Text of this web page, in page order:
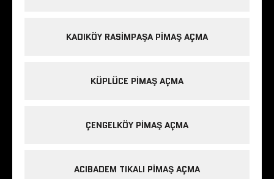
KADIKÖY RASIMPAŞA PIMAŞ AÇMA
KÜPLÜCE PIMAŞ AÇMA
ÇENGELKÖY PIMAŞ AÇMA
ACIBADEM TIKALI PIMAŞ AÇMA